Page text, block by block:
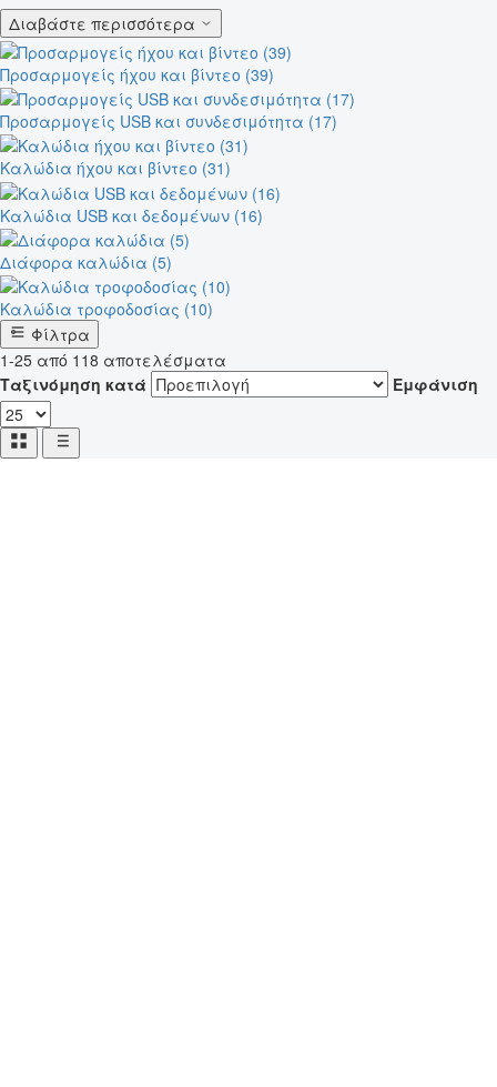
Διαβάστε περισσότερα
Προσαρμογείς ήχου και βίντεο (39)
Προσαρμογείς USB και συνδεσιμότητα (17)
Καλώδια ήχου και βίντεο (31)
Καλώδια USB και δεδομένων (16)
Διάφορα καλώδια (5)
Καλώδια τροφοδοσίας (10)
Φίλτρα
1-25 από 118 αποτελέσματα
Ταξινόμηση κατά
Εμφάνιση